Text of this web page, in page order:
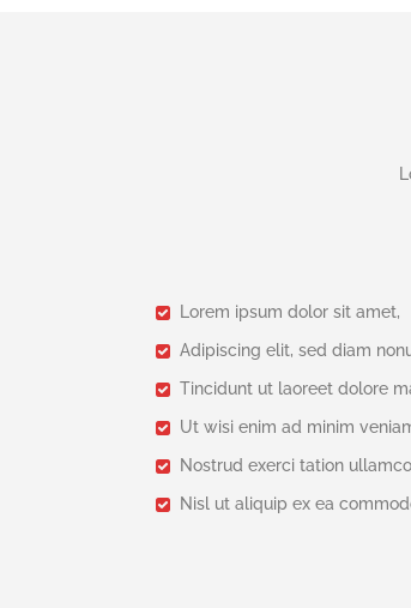
Lorem ipsum dolor sit amet,
Adipiscing elit, sed diam
Tincidunt ut laoreet dolore
Ut wisi enim ad minim
Nostrud exerci tation
Nisl ut aliquip ex ea